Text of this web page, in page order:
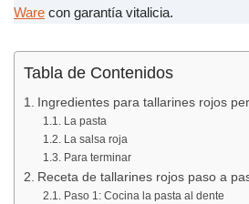
Ware con garantía vitalicia.
Tabla de Contenidos
Ingredientes para tallarines rojos
La pasta
La salsa roja
Para terminar
Receta de tallarines rojos paso a
Paso 1: Cocina la pasta al dente